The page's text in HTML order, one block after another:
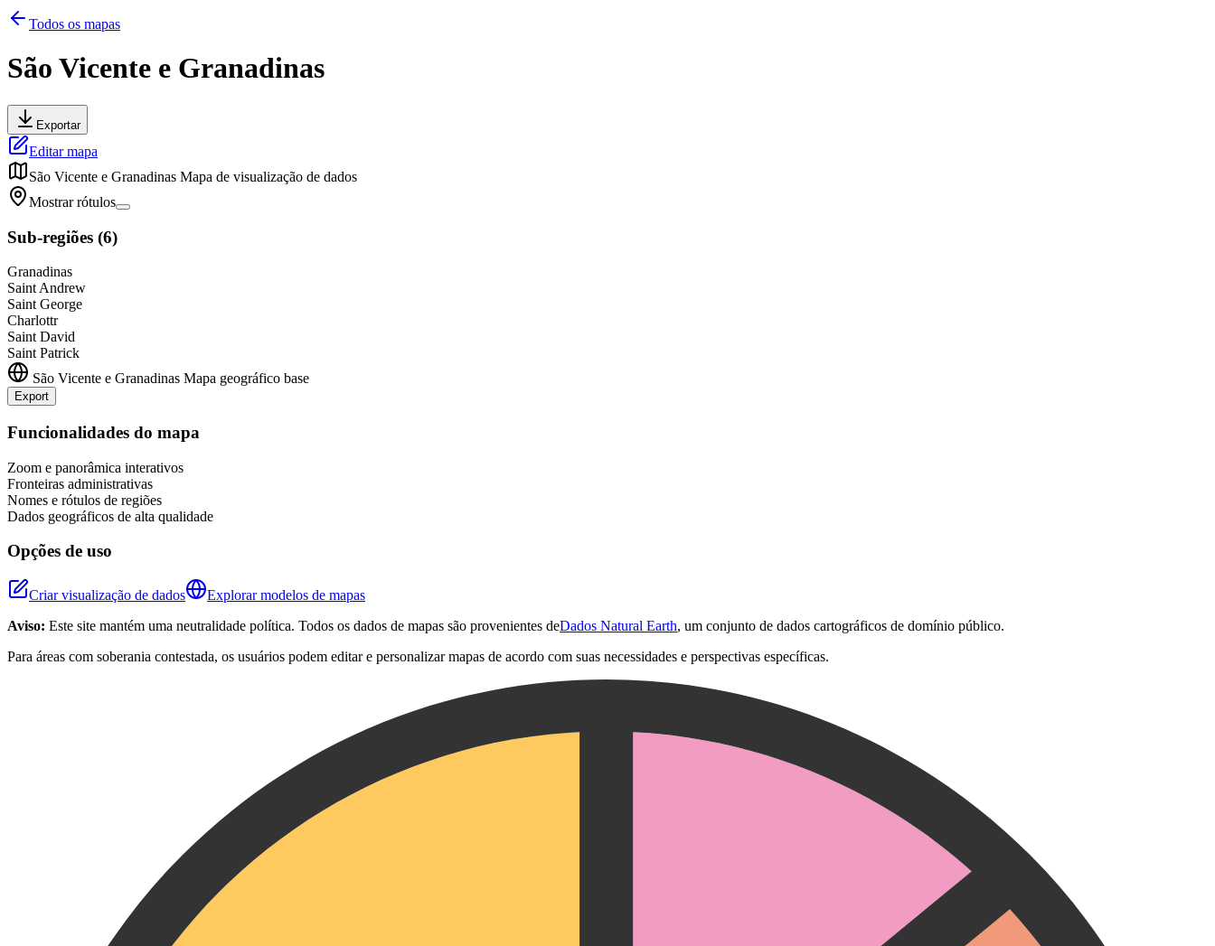
Todos os mapas
São Vicente e Granadinas
Exportar
Editar mapa
São Vicente e Granadinas Mapa de visualização de dados
Mostrar rótulos
Sub-regiões (6)
Granadinas
Saint Andrew
Saint George
Charlottr
Saint David
Saint Patrick
São Vicente e Granadinas Mapa geográfico base
Export
+
Funcionalidades do mapa
Zoom e panorâmica interativos
Fronteiras administrativas
Nomes e rótulos de regiões
Dados geográficos de alta qualidade
Opções de uso
Criar visualização de dados
Explorar modelos de mapas
Aviso: Este site mantém uma neutralidade política. Todos os dados de mapas são provenientes deDados Natural Earth, um conjunto de dados cartográficos de domínio público.
Para áreas com soberania contestada, os usuários podem editar e personalizar mapas de acordo com suas necessidades e perspectivas específicas.